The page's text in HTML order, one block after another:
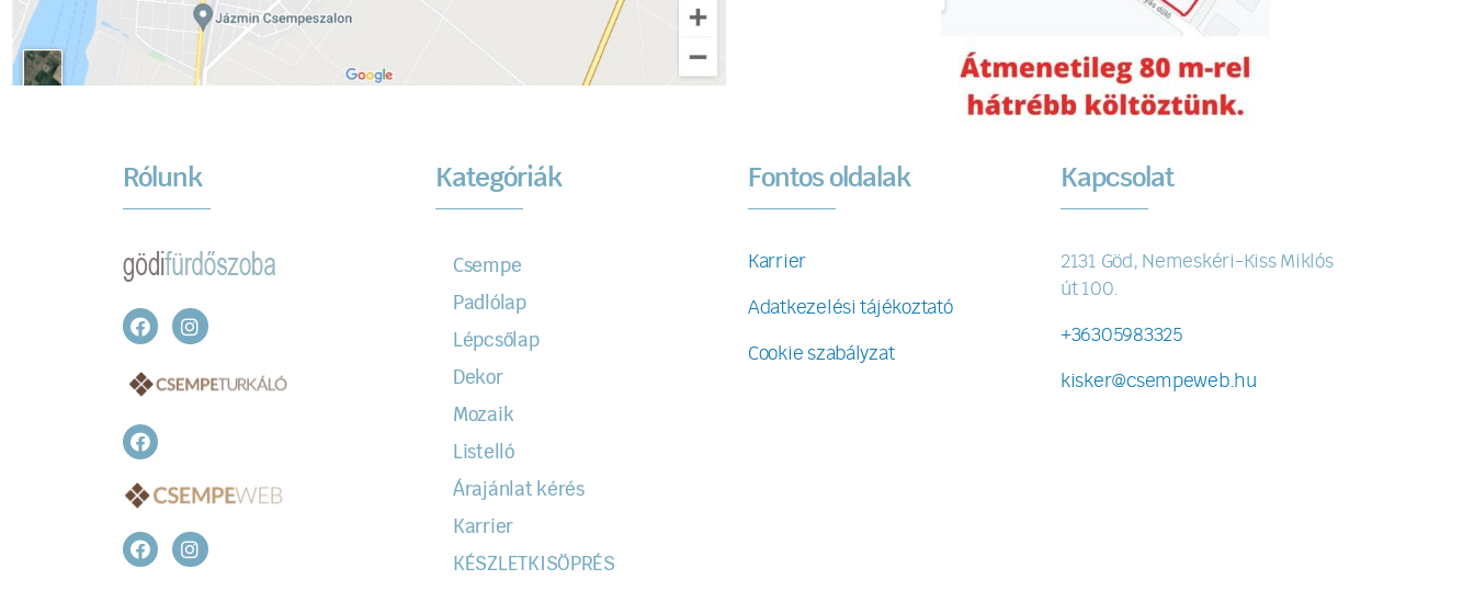
Rólunk Kategóriák
Csempe
Padlólap
Lépcsőlap
Dekor
Mozaik
Listelló
Árajánlat kérés
Karrier
KÉSZLETKISÖPRÉS
Fontos oldalak
Karrier
Adatkezelési tájékoztató
Cookie szabályzat
Kapcsolat
2131 Göd, Nemeskéri-Kiss Miklós
út 100.
+36305983325
kisker@csempeweb.hu